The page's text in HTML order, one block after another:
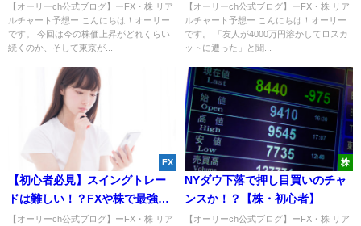
への影響はどうなる？
【オーリーch公式ブログ】ーFX・株 リア
ルチャート予想ー こんにちは！オーリー
です。 今回は今の株価上昇がどれくらい
続くのか、そして東京が...
は？
【オーリーch公式ブログ】ーFX・株 リア
ルチャート予想ー こんにちは！オーリー
です。 「友人が4000万円溶かしてロスカ
ットに遭った」と聞...
FX
【初心者必見】スイングトレー
ドは難しい！？FXや株で最強の
狙い目とは？
【オーリーch公式ブログ】ーFX・株 リア
株
NYダウ下落で押し目買いのチャ
ンスか！？【株・初心者】
【オーリーch公式ブログ】ーFX・株 リア